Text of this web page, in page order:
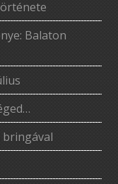
Balaton
bringával